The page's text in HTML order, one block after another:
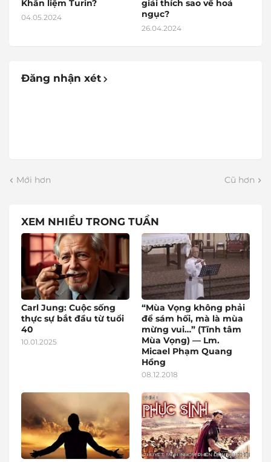
Khăn liệm Turin?
04.05.2024
giải thích sao về hoả
ngục?
26.04.2024
Đăng nhận xét
Mới hơn Cũ hơn
XEM NHIỀU TRONG TUẦN
Carl Jung: Cuộc sống
thực sự bắt đầu từ tuổi
40
10.01.2025
“Mùa Vọng không phải
để sám hối, mà là mùa
mừng vui…” (Tĩnh tâm
Mùa Vọng) — Lm.
Micael Phạm Quang
Hồng
08.12.2018